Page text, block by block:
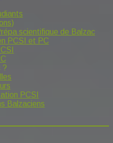
scientifique de Balzac
PCSI et PC
?
PCSI
Balzaciens